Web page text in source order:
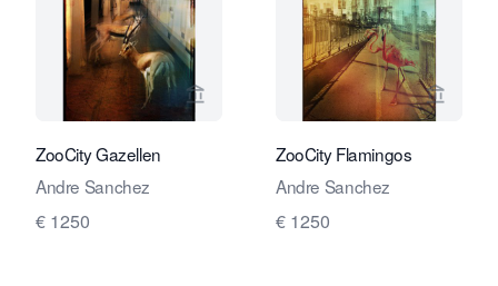
Verkaeuferseite von Travelling Art
ZooCity Gazellen
Andre Sanchez
€ 1250
ZooCity Flamingos
Andre Sanchez
€ 1250